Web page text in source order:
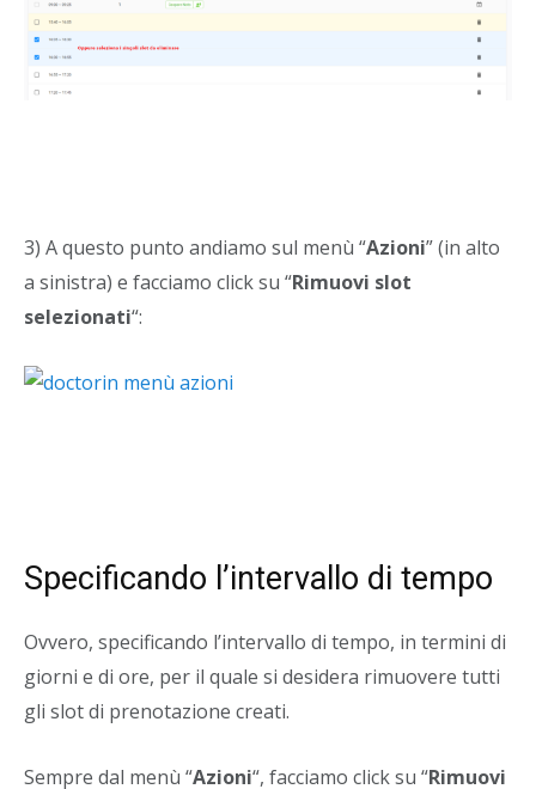
3) A questo punto andiamo sul menù “Azioni” (in alto
a sinistra) e facciamo click su “Rimuovi slot
selezionati“:
Specificando l’intervallo di tempo
Ovvero, specificando l’intervallo di tempo, in termini di
giorni e di ore, per il quale si desidera rimuovere tutti
gli slot di prenotazione creati.
Sempre dal menù “Azioni“, facciamo click su “Rimuovi